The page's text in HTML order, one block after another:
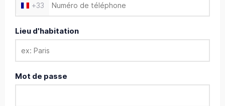
+33
Lieu d'habitation
Mot de passe